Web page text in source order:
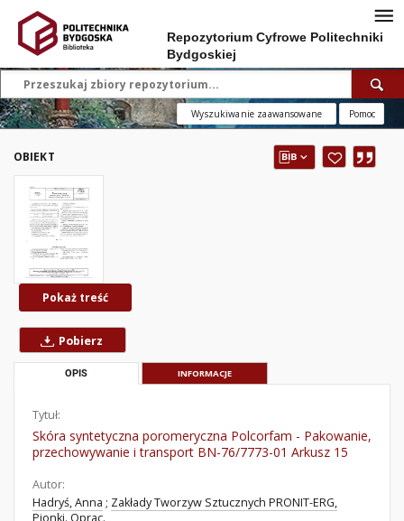
Repozytorium Cyfrowe Politechniki
Bydgoskiej
Wyszukiwanie zaawansowane Pomoc
OBIEKT
Pokaż treść
Pobierz
OPIS INFORMACJE
Tytuł:
Skóra syntetyczna poromeryczna Polcorfam - Pakowanie,
przechowywanie i transport BN-76/7773-01 Arkusz 15
Autor:
Hadryś, Anna ; Zakłady Tworzyw Sztucznych PRONIT-ERG,
Pionki. Oprac.